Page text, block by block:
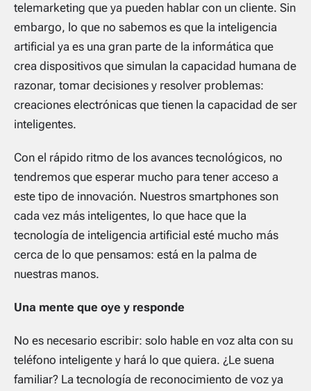
telemarketing que ya pueden hablar con un cliente. Sin
embargo, lo que no sabemos es que la inteligencia
artificial ya es una gran parte de la informática que
crea dispositivos que simulan la capacidad humana de
razonar, tomar decisiones y resolver problemas:
creaciones electrónicas que tienen la capacidad de ser
inteligentes.
Con el rápido ritmo de los avances tecnológicos, no
tendremos que esperar mucho para tener acceso a
este tipo de innovación. Nuestros smartphones son
cada vez más inteligentes, lo que hace que la
tecnología de inteligencia artificial esté mucho más
cerca de lo que pensamos: está en la palma de
nuestras manos.
Una mente que oye y responde
No es necesario escribir: solo hable en voz alta con su
teléfono inteligente y hará lo que quiera. ¿Le suena
familiar? La tecnología de reconocimiento de voz ya